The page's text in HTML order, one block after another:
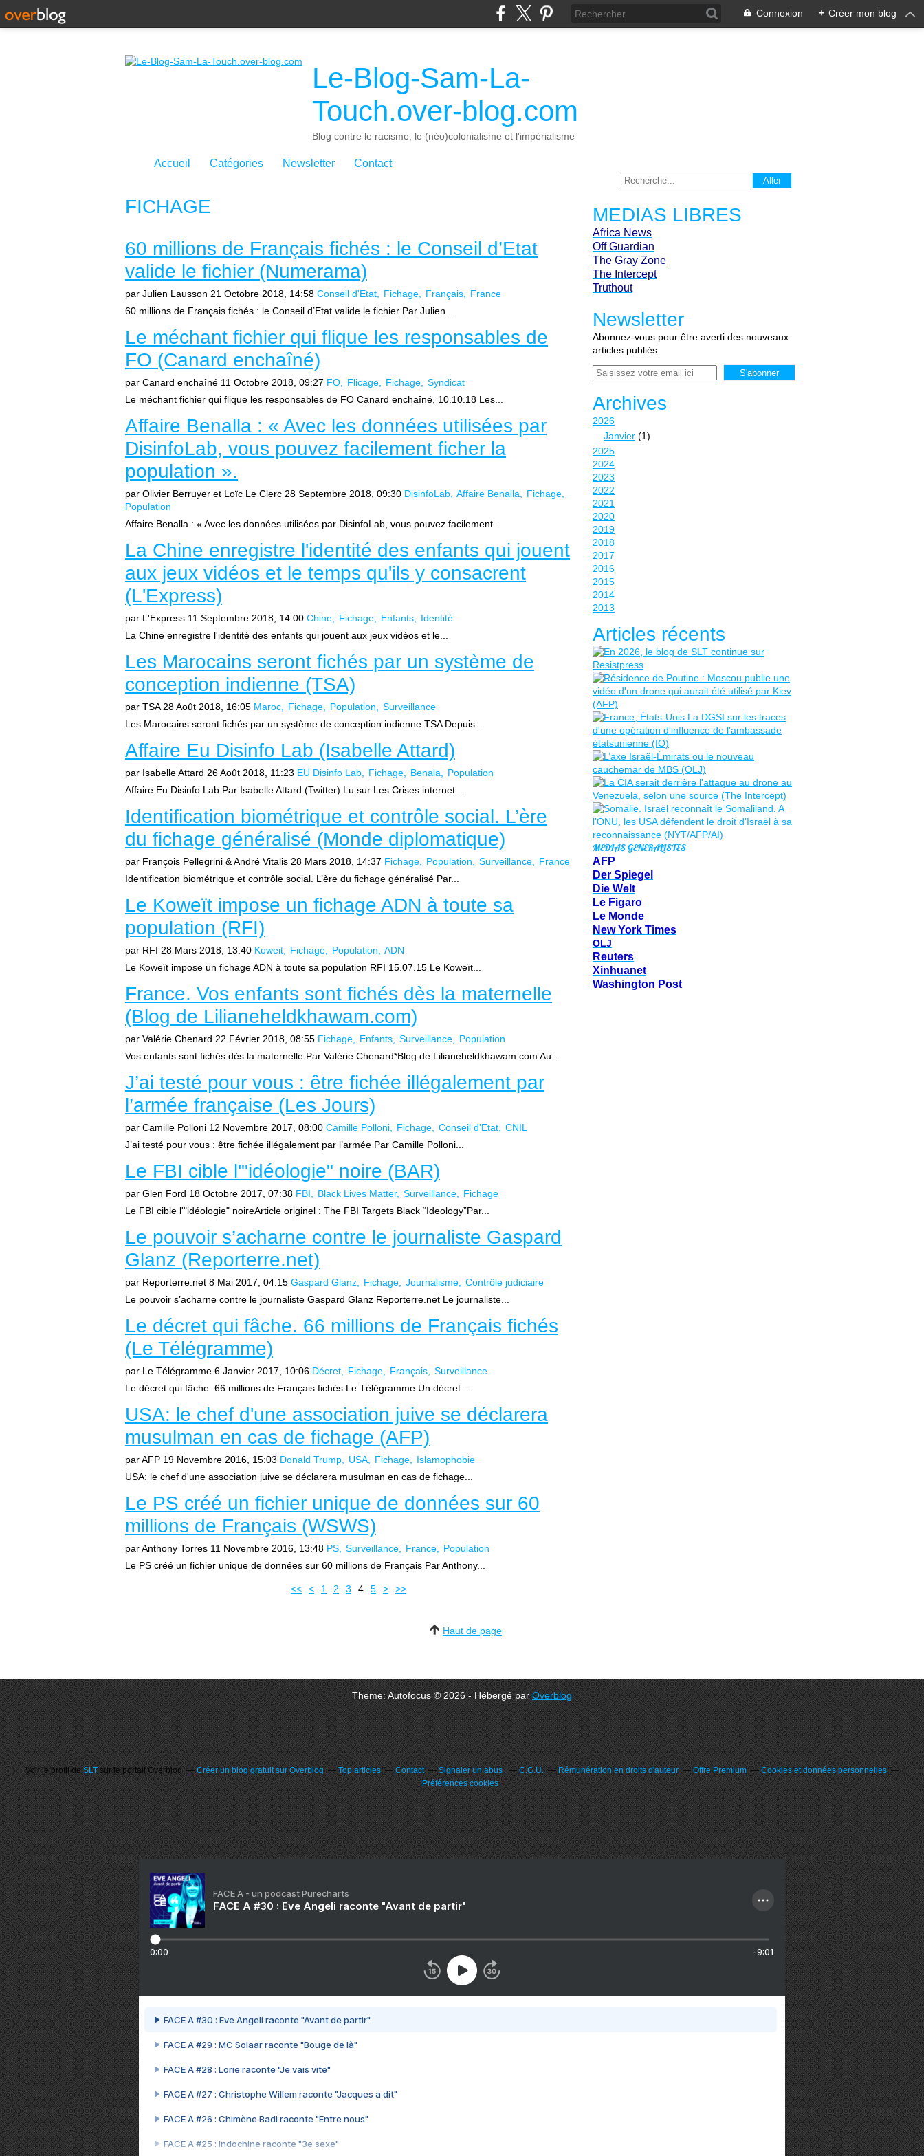
Connexion + Créer mon blog
Le-Blog-Sam-La-
Touch.over-blog.com
Blog contre le racisme, le (néo)colonialisme et l'impérialisme
Accueil Catégories Newsletter Contact
FICHAGE
60 millions de Français fichés : le Conseil d’Etat
valide le fichier (Numerama)
par Julien Lausson 21 Octobre 2018, 14:58 Conseil d'Etat Fichage Français
France
60 millions de Français fichés : le Conseil d’Etat valide le fichier Par Julien...
Le méchant fichier qui flique les responsables de
FO (Canard enchaîné)
par Canard enchaîné 11 Octobre 2018, 09:27 FO Flicage Fichage
Syndicat
Le méchant fichier qui flique les responsables de FO Canard enchaîné, 10.10.18 Les...
Affaire Benalla : « Avec les données utilisées par
DisinfoLab, vous pouvez facilement ficher la
population ».
par Olivier Berruyer et Loïc Le Clerc 28 Septembre 2018, 09:30 DisinfoLab Affaire Benalla
Fichage
Population
Affaire Benalla : « Avec les données utilisées par DisinfoLab, vous pouvez facilement...
La Chine enregistre l'identité des enfants qui jouent
aux jeux vidéos et le temps qu'ils y consacrent
(L'Express)
par L'Express 11 Septembre 2018, 14:00 Chine Fichage Enfants
Identité
La Chine enregistre l'identité des enfants qui jouent aux jeux vidéos et le...
Les Marocains seront fichés par un système de
conception indienne (TSA)
par TSA 28 Août 2018, 16:05 Maroc Fichage Population
Surveillance
Les Marocains seront fichés par un système de conception indienne TSA Depuis...
Affaire Eu Disinfo Lab (Isabelle Attard)
par Isabelle Attard 26 Août 2018, 11:23 EU Disinfo Lab Fichage Benala
Population
Affaire Eu Disinfo Lab Par Isabelle Attard (Twitter) Lu sur Les Crises internet...
Identification biométrique et contrôle social. L’ère
du fichage généralisé (Monde diplomatique)
par François Pellegrini & André Vitalis 28 Mars 2018, 14:37 Fichage Population Surveillance
France
Identification biométrique et contrôle social. L’ère du fichage généralisé Par...
Le Koweït impose un fichage ADN à toute sa
population (RFI)
par RFI 28 Mars 2018, 13:40 Koweit Fichage Population
ADN
Le Koweït impose un fichage ADN à toute sa population RFI 15.07.15 Le Koweït...
France. Vos enfants sont fichés dès la maternelle
(Blog de Lilianeheldkhawam.com)
par Valérie Chenard 22 Février 2018, 08:55 Fichage Enfants Surveillance
Population
Vos enfants sont fichés dès la maternelle Par Valérie Chenard*Blog de Lilianeheldkhawam.com Au...
J’ai testé pour vous : être fichée illégalement par
l’armée française (Les Jours)
par Camille Polloni 12 Novembre 2017, 08:00 Camille Polloni Fichage Conseil d'Etat
CNIL
J’ai testé pour vous : être fichée illégalement par l’armée Par Camille Polloni...
Le FBI cible l'"idéologie" noire (BAR)
par Glen Ford 18 Octobre 2017, 07:38 FBI Black Lives Matter Surveillance
Fichage
Le FBI cible l'"idéologie" noireArticle originel : The FBI Targets Black “Ideology”Par...
Le pouvoir s’acharne contre le journaliste Gaspard
Glanz (Reporterre.net)
par Reporterre.net 8 Mai 2017, 04:15 Gaspard Glanz Fichage Journalisme
Contrôle judiciaire
Le pouvoir s’acharne contre le journaliste Gaspard Glanz Reporterre.net Le journaliste...
Le décret qui fâche. 66 millions de Français fichés
(Le Télégramme)
par Le Télégramme 6 Janvier 2017, 10:06 Décret Fichage Français
Surveillance
Le décret qui fâche. 66 millions de Français fichés Le Télégramme Un décret...
USA: le chef d'une association juive se déclarera
musulman en cas de fichage (AFP)
par AFP 19 Novembre 2016, 15:03 Donald Trump USA Fichage
Islamophobie
USA: le chef d'une association juive se déclarera musulman en cas de fichage...
Le PS créé un fichier unique de données sur 60
millions de Français (WSWS)
par Anthony Torres 11 Novembre 2016, 13:48 PS Surveillance France
Population
Le PS créé un fichier unique de données sur 60 millions de Français Par Anthony...
<< < 1 2 3 4 5 > >>
MEDIAS LIBRES
Africa News
Off Guardian
The Gray Zone
The Intercept
Truthout
Newsletter
Abonnez-vous pour être averti des nouveaux
articles publiés.
Email
Archives
2026
Janvier (1)
2025
2024
2023
2022
2021
2020
2019
2018
2017
2016
2015
2014
2013
Articles récents
MEDIAS GENERALISTES
AFP
Der Spiegel
Die Welt
Le Figaro
Le Monde
New York Times
OLJ
Reuters
Xinhuanet
Washington Post
Haut de page
Theme: Autofocus © 2026 - Hébergé parOverblog
Voir le profil deSLTsur le portail Overblog Créer un blog gratuit sur Overblog Top articles Contact Signaler un abus C.G.U. Rémunération en droits d'auteur Offre Premium
Cookies et données personnelles
Préférences cookies
FACE A - un podcast Purecharts
FACE A #30 : Eve Angeli raconte "Avant de partir"
0:00 -9:01
FACE A #30 : Eve Angeli raconte "Avant de partir"
FACE A #29 : MC Solaar raconte "Bouge de là"
FACE A #28 : Lorie raconte "Je vais vite"
FACE A #27 : Christophe Willem raconte "Jacques a dit"
FACE A #26 : Chimène Badi raconte "Entre nous"
FACE A #25 : Indochine raconte "3e sexe"